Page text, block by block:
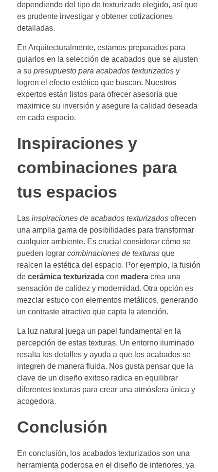
dependiendo del tipo de texturizado elegido, así que
es prudente investigar y obtener cotizaciones
detalladas.
En Arquitecturalmente, estamos preparados para
guiarlos en la selección de acabados que se ajusten
a su presupuesto para acabados texturizados y
logren el efecto estético que buscan. Nuestros
expertos están listos para ofrecer asesoría que
maximice su inversión y asegure la calidad deseada
en cada espacio.
Inspiraciones y
combinaciones para
tus espacios
Las inspiraciones de acabados texturizados ofrecen
una amplia gama de posibilidades para transformar
cualquier ambiente. Es crucial considerar cómo se
pueden lograr combinaciones de texturas que
realcen la estética del espacio. Por ejemplo, la fusión
de cerámica texturizada con madera crea una
sensación de calidez y modernidad. Otra opción es
mezclar estuco con elementos metálicos, generando
un contraste atractivo que capta la atención.
La luz natural juega un papel fundamental en la
percepción de estas texturas. Un entorno iluminado
resalta los detalles y ayuda a que los acabados se
integren de manera fluida. Nos gusta pensar que la
clave de un diseño exitoso radica en equilibrar
diferentes texturas para crear una atmósfera única y
acogedora.
Conclusión
En conclusión, los acabados texturizados son una
herramienta poderosa en el diseño de interiores, ya